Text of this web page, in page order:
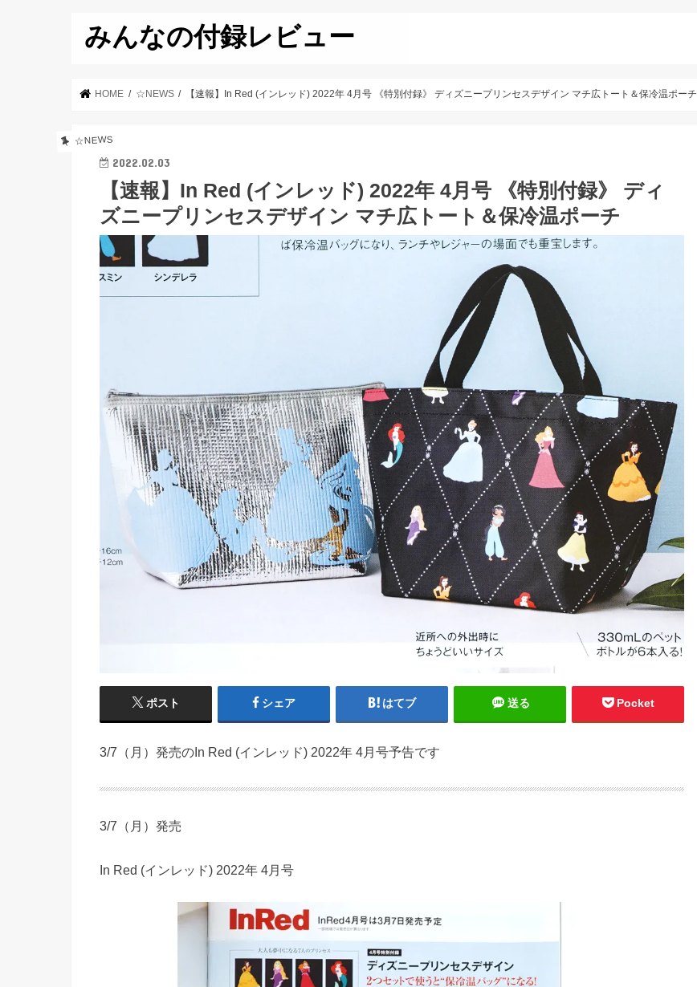
みんなの付録レビュー
HOME ☆NEWS 【速報】In Red (インレッド) 2022年 4月号 《特別付録》 ディズニープリンセスデザイン マチ広トート＆保冷温ポーチ
☆NEWS
2022.02.03
【速報】In Red (インレッド) 2022年 4月号 《特別付録》 ディ
ズニープリンセスデザイン マチ広トート＆保冷温ポーチ
ポスト シェア はてブ 送る Pocket
3/7（月）発売のIn Red (インレッド) 2022年 4月号予告です
3/7（月）発売
In Red (インレッド) 2022年 4月号